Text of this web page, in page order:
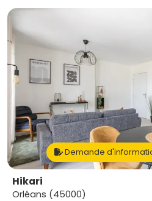
Demande
Hikari
Orléans (45000)